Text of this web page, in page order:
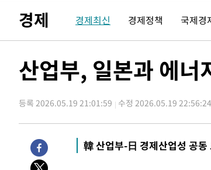
-14478초 전 >
[속보]삼성전자·SK하이닉스 동반 강보
-14464초 전 >[속보]코스닥, 5.95포인트(0.74%) 상승
-11597초 전 >시리아 다마스쿠스 교외에서 미니버스
-5859초 전 >이란, 호르무즈서 "적국 목표물들"과 대치
-4574초 전 >[속보]美, 폴리실리콘 수입 규제…파생제
-2725초 전 >
[속보]트럼프, 美 원정출산 금지 행정명령 서
-425초 전 >
[속보] 뉴욕증시, 일제 하락 마감…나스닥
경제 경제최신 경제정책 국제경
산업부, 일본과 에너
등록 2026.05.19 21:01:59 수정 2026.05.19 22:56:24
韓 산업부-日 경제산업성 공동